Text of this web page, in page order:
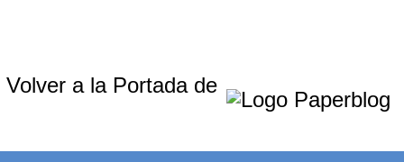
Volver a la Portada de